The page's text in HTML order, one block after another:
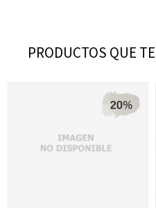
PRODUCTOS QUE